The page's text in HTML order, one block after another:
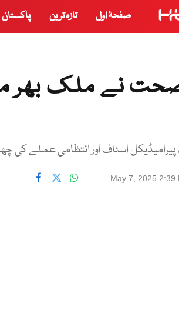
صفحۂ اول تازہ ترین پاکستان
نے ملک بھر
پیرامیڈیکل اسٹاف اور انتظامی عملے
May 7, 2025 2:39